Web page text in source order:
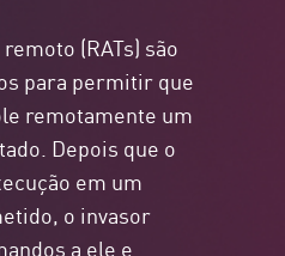
(RATs) são
para permitir que
remotamente um
Depois que o
em um
o invasor
a ele e